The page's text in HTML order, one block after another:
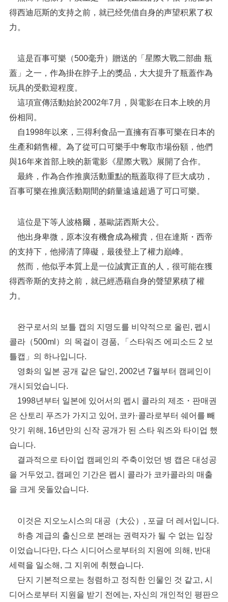
得西迪厄斯的支持之前，就已经凭借自身的声望积累了权
力。
這是百事可樂（500毫升）贈送的「星際大戰二部曲 瓶
蓋」之一，作為掛在脖子上的獎品，大大提升了瓶蓋作為
玩具的受歡迎程度。
這項宣傳活動始於2002年7月，與電影在日本上映的月
份相同。
自1998年以來，三得利食品一直擁有百事可樂在日本的
生產和銷售權。為了從可口可樂手中奪取市場份額，他們
與16年來首部上映的新電影《星際大戰》展開了合作。
最終，作為合作推廣活動重點的瓶蓋取得了巨大成功，
百事可樂在推廣活動期間的銷量遠遠超過了可口可樂。
這位是下等人波格爾，基歐諾西斯大公。
他出身卑微，原本沒有機會成為權貴，但在達斯・西帝
的支持下，他掃清了障礙，最後登上了權力巔峰。
然而，他似乎本質上是一位誠實正直的人，很可能在獲
得西帝斯的支持之前，就已經憑藉自身的聲望累積了權
力。
완구로서의 보틀 캡의 지명도를 비약적으로 올린, 펩시
콜라（500ml）의 목걸이 경품, 「스타워즈 에피소드 2 보
틀캡」의 하나입니다.
영화의 일본 공개 같은 달인, 2002년 7월부터 캠페인이
개시되었습니다.
1998년부터 일본에 있어서의 펩시 콜라의 제조・판매권
은 산토리 푸즈가 가지고 있어, 코카·콜라로부터 쉐어를 빼
앗기 위해, 16년만의 신작 공개가 된 스타 워즈와 타이업 했
습니다.
결과적으로 타이업 캠페인의 주축이었던 병 캡은 대성공
을 거두었고, 캠페인 기간은 펩시 콜라가 코카콜라의 매출
을 크게 웃돌았습니다.
이것은 지오노시스의 대공（大公）, 포글 더 레서입니다.
하층 계급의 출신으로 본래는 권력자가 될 수 없는 입장
이었습니다만, 다스 시디어스로부터의 지원에 의해, 반대
세력을 일소해, 그 지위에 취했습니다.
단지 기본적으로는 청렴하고 정직한 인물인 것 같고, 시
디어스로부터 지원을 받기 전에는, 자신의 개인적인 평판으